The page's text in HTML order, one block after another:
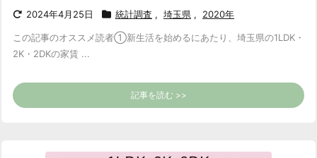
2024年4月25日 統計調査 , 埼玉県 , 2020年
この記事のオススメ読者①新生活を始めるにあたり、埼玉県の1LDK・
2K・2DKの家賃 ...
記事を読む >>